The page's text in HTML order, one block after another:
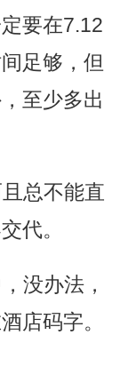
要在7.12
足够，但
至少多出
总不能直
代。
没办法，
店码字。